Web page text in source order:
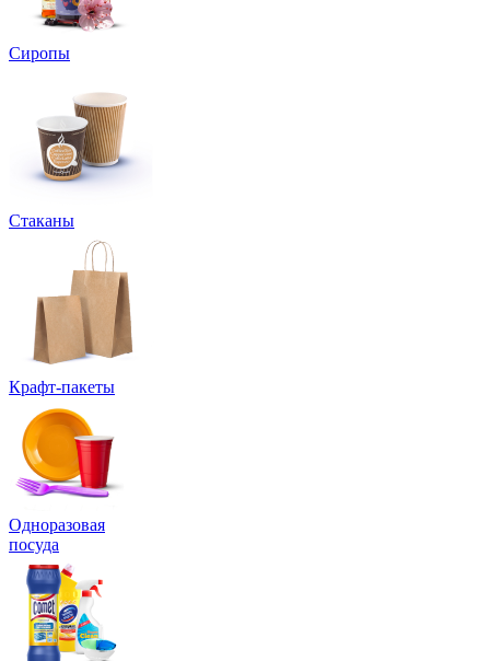
Сиропы
Стаканы
Крафт-пакеты
Одноразовая
посуда